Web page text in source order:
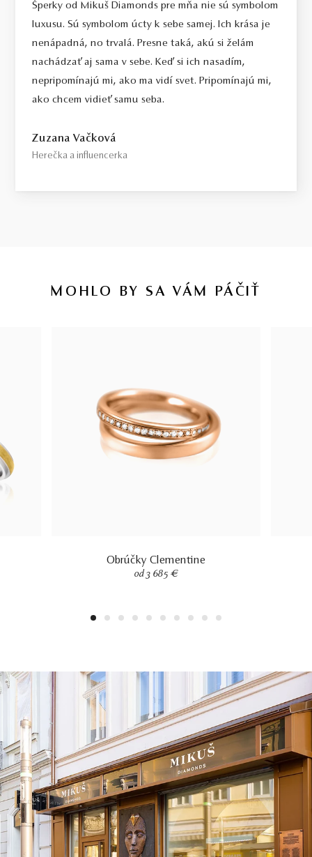
Šperky od Mikuš Diamonds pre mňa nie sú symbolom
luxusu. Sú symbolom úcty k sebe samej. Ich krása je
nenápadná, no trvalá. Presne taká, akú si želám
nachádzať aj sama v sebe. Keď si ich nasadím,
nepripomínajú mi, ako ma vidí svet. Pripomínajú mi,
ako chcem vidieť samu seba.
Zuzana Vačková
Herečka a influencerka
MOHLO BY SA VÁM PÁČIŤ
Obrúčky Clementine
od 3 685 €
1 2 3 4 5 6 7 8 9 10